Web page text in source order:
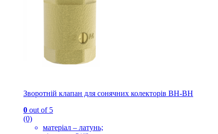
Зворотній клапан для сонячних колекторів ВН-ВН
0 out of 5
(0)
матеріал – латунь;